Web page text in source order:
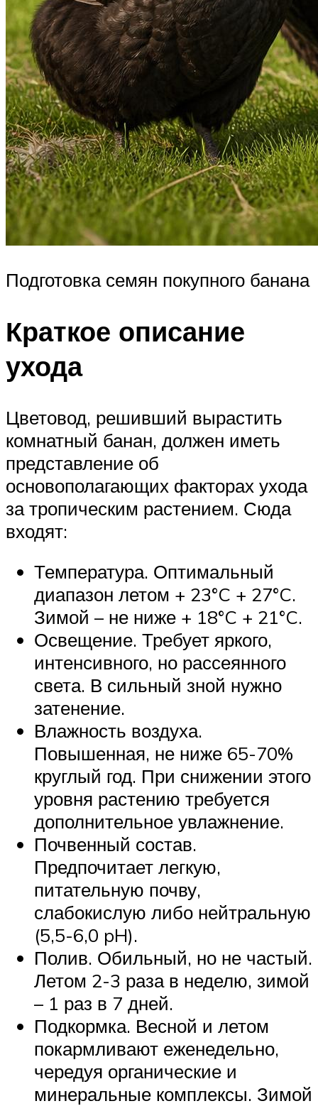
Подготовка семян покупного банана
Краткое описание
ухода
Цветовод, решивший вырастить
комнатный банан, должен иметь
представление об
основополагающих факторах ухода
за тропическим растением. Сюда
входят:
Температура. Оптимальный
диапазон летом + 23°C + 27°C.
Зимой – не ниже + 18°C + 21°C.
Освещение. Требует яркого,
интенсивного, но рассеянного
света. В сильный зной нужно
затенение.
Влажность воздуха.
Повышенная, не ниже 65-70%
круглый год. При снижении этого
уровня растению требуется
дополнительное увлажнение.
Почвенный состав.
Предпочитает легкую,
питательную почву,
слабокислую либо нейтральную
(5,5-6,0 pH).
Полив. Обильный, но не частый.
Летом 2-3 раза в неделю, зимой
– 1 раз в 7 дней.
Подкормка. Весной и летом
покармливают еженедельно,
чередуя органические и
минеральные комплексы. Зимой